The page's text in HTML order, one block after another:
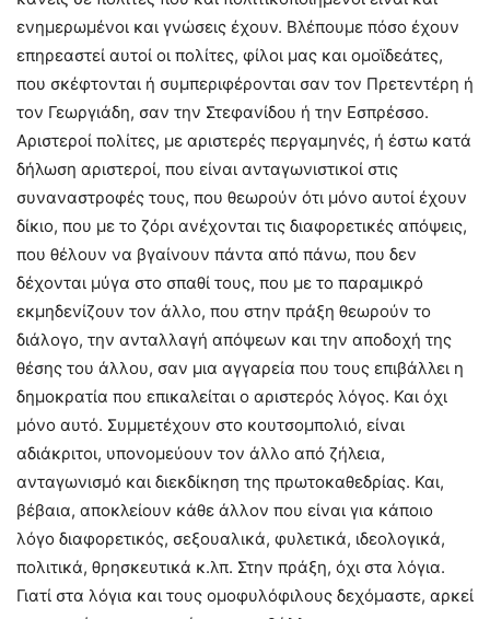
ενημερωμένοι και γνώσεις έχουν. Βλέπουμε πόσο έχουν
επηρεαστεί αυτοί οι πολίτες, φίλοι μας και ομοϊδεάτες,
που σκέφτονται ή συμπεριφέρονται σαν τον Πρετεντέρη ή
τον Γεωργιάδη, σαν την Στεφανίδου ή την Εσπρέσσο.
Αριστεροί πολίτες, με αριστερές περγαμηνές, ή έστω κατά
δήλωση αριστεροί, που είναι ανταγωνιστικοί στις
συναναστροφές τους, που θεωρούν ότι μόνο αυτοί έχουν
δίκιο, που με το ζόρι ανέχονται τις διαφορετικές απόψεις,
που θέλουν να βγαίνουν πάντα από πάνω, που δεν
δέχονται μύγα στο σπαθί τους, που με το παραμικρό
εκμηδενίζουν τον άλλο, που στην πράξη θεωρούν το
διάλογο, την ανταλλαγή απόψεων και την αποδοχή της
θέσης του άλλου, σαν μια αγγαρεία που τους επιβάλλει η
δημοκρατία που επικαλείται ο αριστερός λόγος. Και όχι
μόνο αυτό. Συμμετέχουν στο κουτσομπολιό, είναι
αδιάκριτοι, υπονομεύουν τον άλλο από ζήλεια,
ανταγωνισμό και διεκδίκηση της πρωτοκαθεδρίας. Και,
βέβαια, αποκλείουν κάθε άλλον που είναι για κάποιο
λόγο διαφορετικός, σεξουαλικά, φυλετικά, ιδεολογικά,
πολιτικά, θρησκευτικά κ.λπ. Στην πράξη, όχι στα λόγια.
Γιατί στα λόγια και τους ομοφυλόφιλους δεχόμαστε, αρκεί